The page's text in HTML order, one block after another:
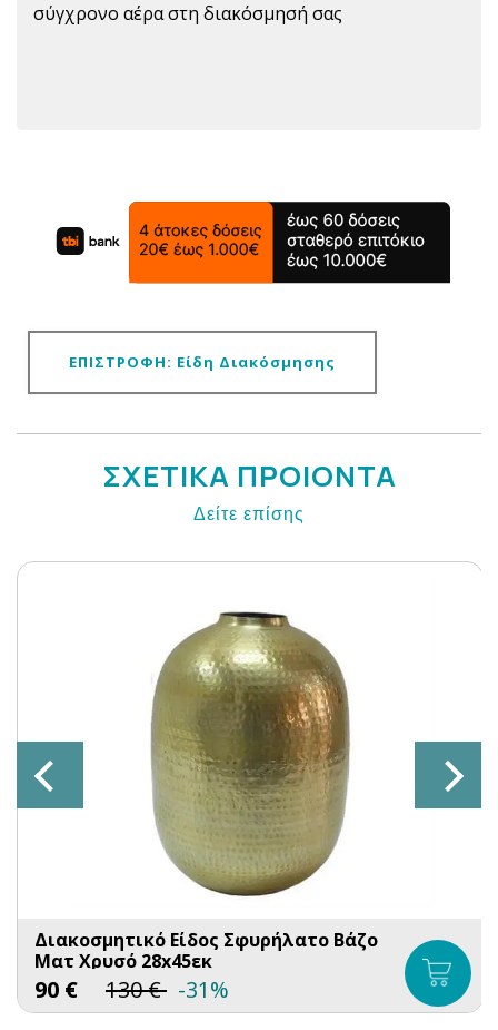
σύγχρονο αέρα στη διακόσμησή σας
ΕΠΙΣΤΡΟΦΗ: Είδη Διακόσμησης
ΣΧΕΤΙΚΑ ΠΡΟΙΟΝΤΑ
Δείτε επίσης
Διακοσμητικό Είδος Σφυρήλατο Βάζο
Ματ Χρυσό 28x45εκ
90 € 130€ -31%